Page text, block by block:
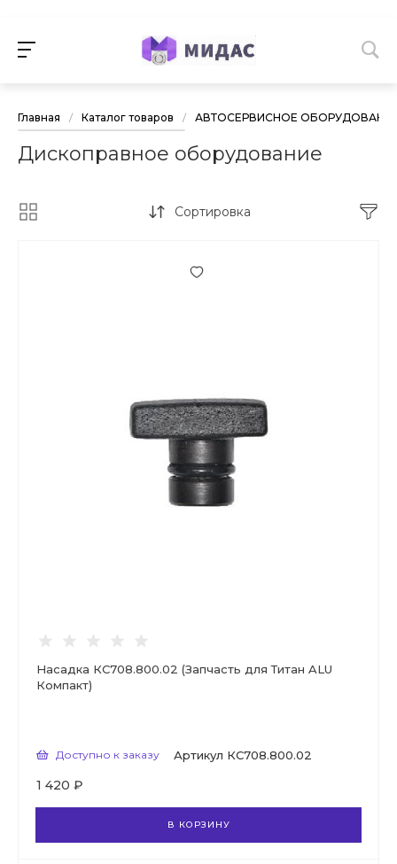
Главная / Каталог товаров / АВТОСЕРВИСНОЕ
Дископравное оборудование
Сортировка
Насадка КС708.800.02 (Запчасть для Титан ALU
Компакт)
Доступно к заказу Артикул КС708.800.02
1 420 ₽
В КОРЗИНУ